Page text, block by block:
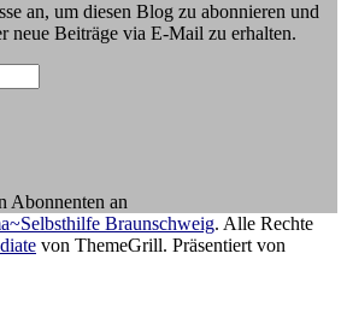
an, um diesen Blog zu abonnieren und
neue Beiträge via E-Mail zu erhalten.
Abonnenten an
Braunschweig. Alle Rechte
von ThemeGrill. Präsentiert von